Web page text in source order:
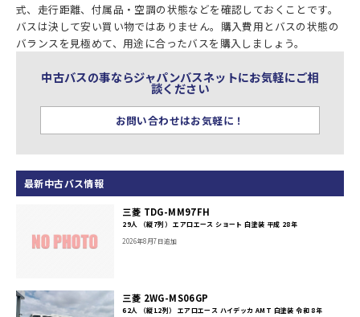
式、走行距離、付属品・空調の状態などを確認しておくことです。
バスは決して安い買い物ではありません。購入費用とバスの状態の
バランスを見極めて、用途に合ったバスを購入しましょう。
中古バスの事ならジャパンバスネットにお気軽にご相
談ください
お問い合わせはお気軽に！
最新中古バス情報
三菱 TDG-MM97FH
29人 （縦7列） エアロエース ショート 白塗装 平成 28年
2026年8月7日追加
三菱 2WG-MS06GP
62人 （縦12列） エアロエース ハイデッカ AMT 白塗装 令和 8年